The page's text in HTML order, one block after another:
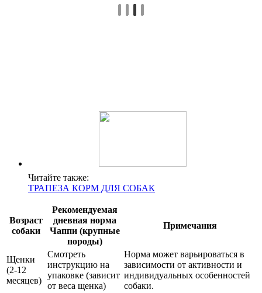
Читайте также:
ТРАПЕЗА КОРМ ДЛЯ СОБАК
Возраст
собаки
Рекомендуемая
дневная норма
Чаппи (крупные
породы)
Примечания
Щенки
(2-12
месяцев)
Смотреть
инструкцию на
упаковке (зависит
от веса щенка)
Норма может варьироваться в
зависимости от активности и
индивидуальных особенностей
собаки.